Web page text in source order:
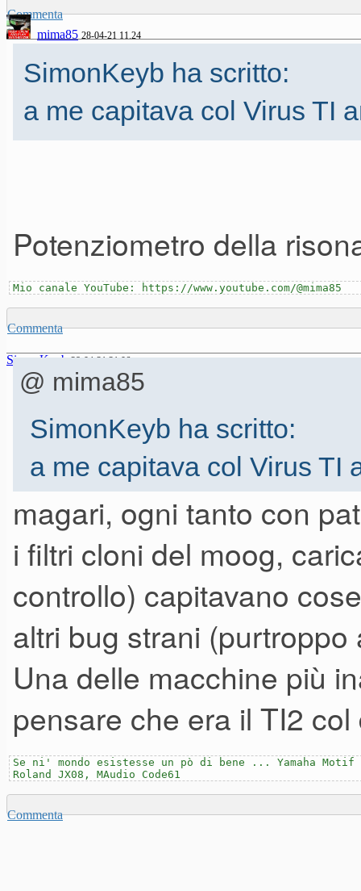
Commenta
mima85 28-04-21 11.24
SimonKeyb ha scritto:
a me capitava col Virus TI
Potenziometro della
Mio canale YouTube: https://www.youtube.com/@mima85
Commenta
SimonKeyb 28-04-21 21.06
@ mima85
SimonKeyb ha scritto:
a me capitava col Virus TI
Potenziometro della
magari, ogni tanto con
i filtri cloni del moog,
controllo) capitavano
altri bug strani (purtroppo
Una delle macchine più
pensare che era il TI2
Se ni' mondo esistesse un pò di bene ... Yamaha Motif
Roland JX08, MAudio Code61
Commenta